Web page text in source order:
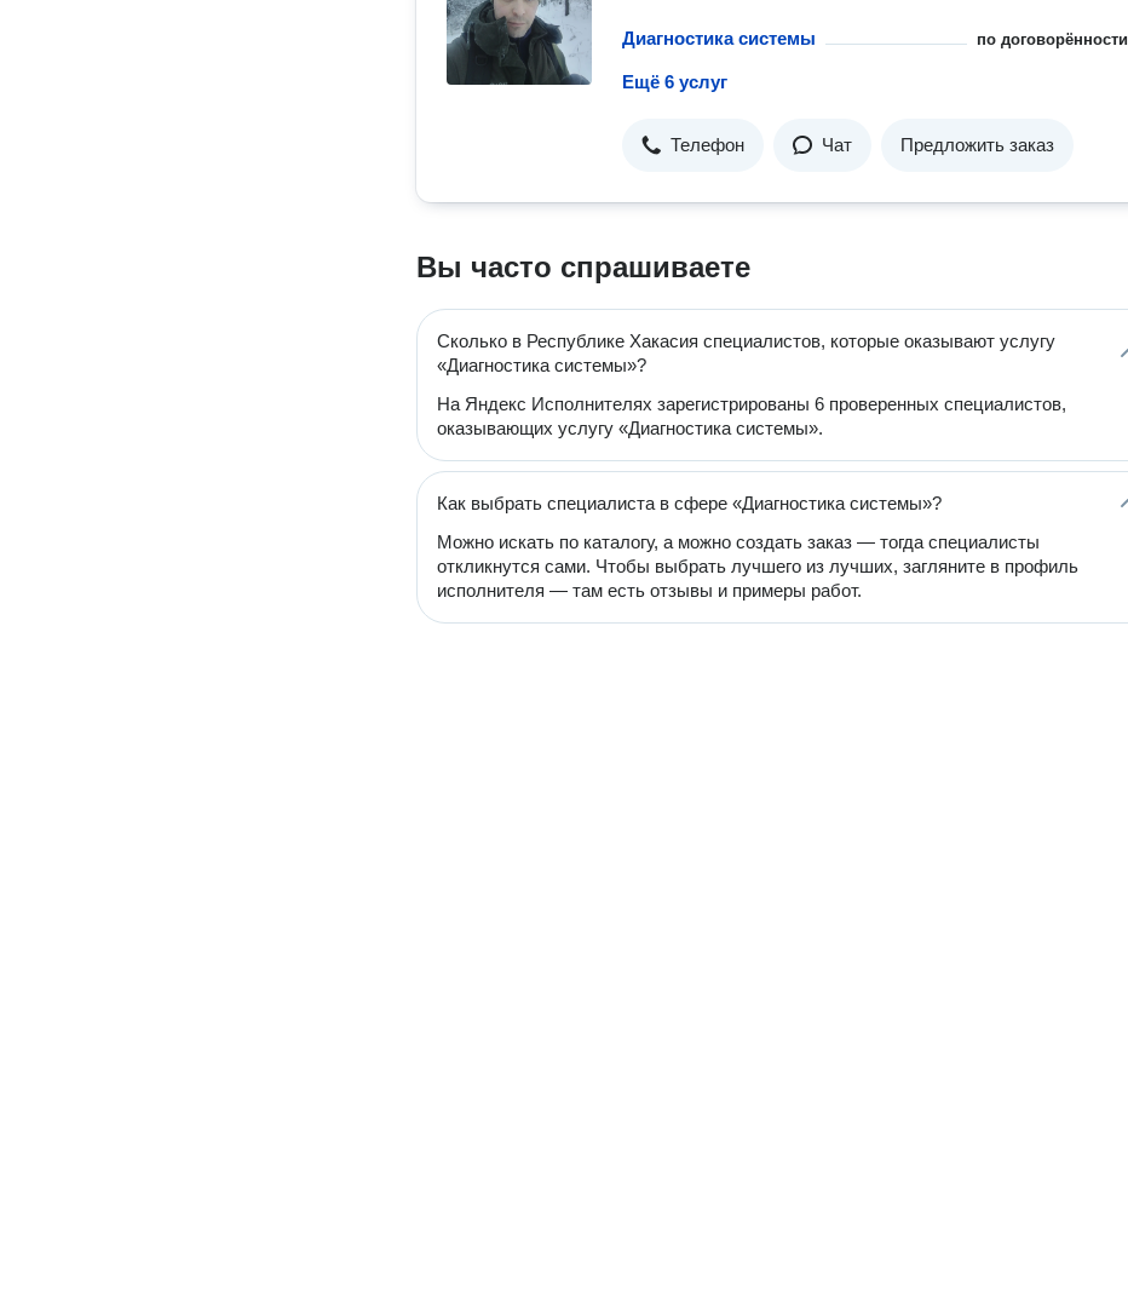
Диагностика системы по договорённости
Ещё 6 услуг
Телефон Чат Предложить заказ
Вы часто спрашиваете
Сколько в Республике Хакасия специалистов, которые оказывают услугу
«Диагностика системы»?
На Яндекс Исполнителях зарегистрированы 6 проверенных специалистов,
оказывающих услугу «Диагностика системы».
Как выбрать специалиста в сфере «Диагностика системы»?
Можно искать по каталогу, а можно создать заказ — тогда специалисты
откликнутся сами. Чтобы выбрать лучшего из лучших, загляните в профиль
исполнителя — там есть отзывы и примеры работ.